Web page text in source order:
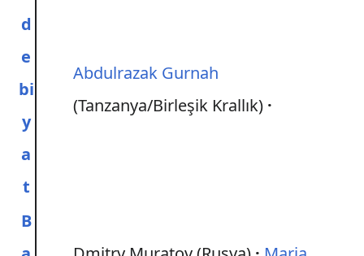
d
e
bi
y
a
t
Abdulrazak Gurnah
(Tanzanya/Birleşik Krallık)
B